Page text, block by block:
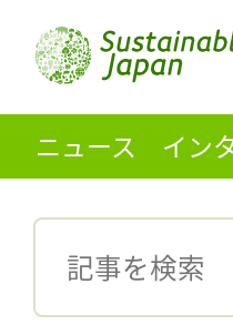
ニュース イン